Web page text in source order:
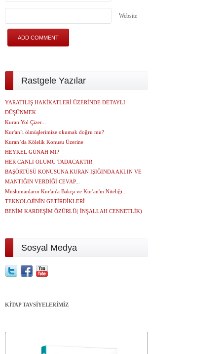
Website
Rastgele Yazılar
YARATILIŞ HAKİKATLERİ ÜZERİNDE DETAYLI
DÜŞÜNMEK
Kuran Yol Çizer...
Kur'an`ı ölmüşlerimize okumak doğru mu?
Kuran’da Kölelik Konusu Üzerine
HEYKEL GÜNAH MI?
HER CANLI ÖLÜMÜ TADACAKTIR
BAŞÖRTÜSÜ KONUSUNA KURAN IŞIĞINDA AKLIN VE
MANTIĞIN VERDİĞİ CEVAP...
Müslümanların Kur'an'a Bakışı ve Kur'an'ın Niteliği...
TEKNOLOJİNİN GETİRDİKLERİ
BENİM KARDEŞİM ÖZÜRLÜ( İNŞALLAH CENNETLİK)
Sosyal Medya
KİTAP TAVSİYELERİMİZ